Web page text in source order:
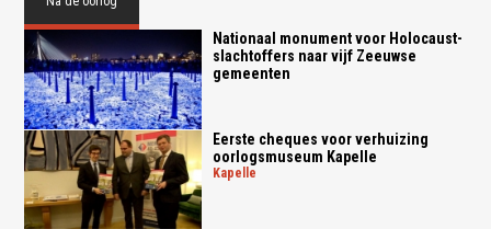
Nationaal monument voor Holocaust-
slachtoffers naar vijf Zeeuwse
gemeenten
Eerste cheques voor verhuizing
oorlogsmuseum Kapelle
kapelle